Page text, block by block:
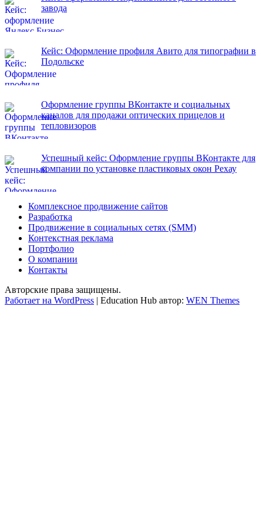
завода
Кейс: Оформление профиля Авито для типографии в
Подольске
Оформление группы ВКонтакте и социальных
каналов для продажи оптических прицелов и
тепловизоров
Успешный кейс: Оформление группы ВКонтакте для
компании по установке пластиковых окон Рехау
Комплексное продвижение сайтов
Разработка
Продвижение в социальных сетях (SMM)
Контекстная реклама
Портфолио
О компании
Контакты
Авторские права защищены.
Работает на WordPress | Education Hub автор: WEN Themes